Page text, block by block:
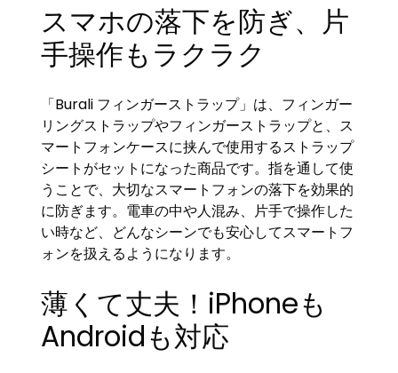
スマホの落下を防ぎ、片
手操作もラクラク
「Burali フィンガーストラップ」は、フィンガー
リングストラップやフィンガーストラップと、ス
マートフォンケースに挟んで使用するストラップ
シートがセットになった商品です。指を通して使
うことで、大切なスマートフォンの落下を効果的
に防ぎます。電車の中や人混み、片手で操作した
い時など、どんなシーンでも安心してスマートフ
ォンを扱えるようになります。
薄くて丈夫！iPhoneも
Androidも対応